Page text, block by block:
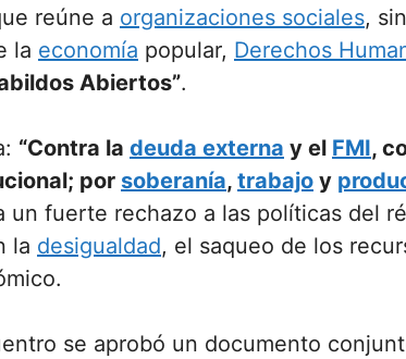
reúne a organizaciones sociales,
la economía popular, Derechos
Abiertos”.
“Contra la deuda externa y el FMI,
por soberanía, trabajo y
un fuerte rechazo a las políticas del
la desigualdad, el saqueo de los
se aprobó un documento